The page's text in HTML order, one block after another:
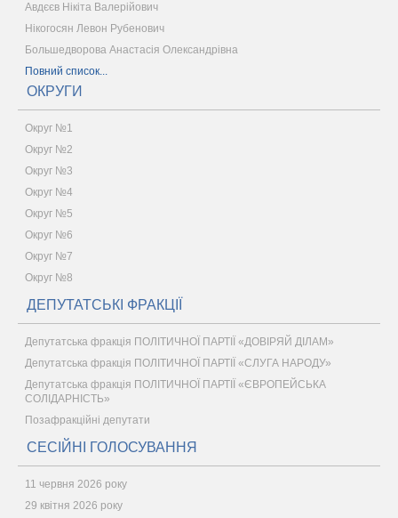
Авдєєв Нікіта Валерійович
Нікогосян Левон Рубенович
Большедворова Анастасія Олександрівна
Повний список...
ОКРУГИ
Округ №1
Округ №2
Округ №3
Округ №4
Округ №5
Округ №6
Округ №7
Округ №8
ДЕПУТАТСЬКІ ФРАКЦІЇ
Депутатська фракція ПОЛІТИЧНОЇ ПАРТІЇ «ДОВІРЯЙ ДІЛАМ»
Депутатська фракція ПОЛІТИЧНОЇ ПАРТІЇ «СЛУГА НАРОДУ»
Депутатська фракція ПОЛІТИЧНОЇ ПАРТІЇ «ЄВРОПЕЙСЬКА
СОЛІДАРНІСТЬ»
Позафракційні депутати
СЕСІЙНІ ГОЛОСУВАННЯ
11 червня 2026 року
29 квітня 2026 року